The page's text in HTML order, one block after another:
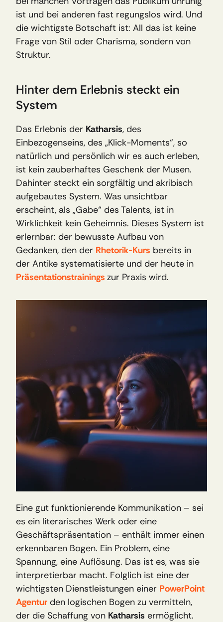
ist und bei anderen fast regungslos wird. Und
die wichtigste Botschaft ist: All das ist keine
Frage von Stil oder Charisma, sondern von
Struktur.
Hinter dem Erlebnis steckt ein
System
Das Erlebnis der Katharsis, des
Einbezogenseins, des „Klick-Moments“, so
natürlich und persönlich wir es auch erleben,
ist kein zauberhaftes Geschenk der Musen.
Dahinter steckt ein sorgfältig und akribisch
aufgebautes System. Was unsichtbar
erscheint, als „Gabe“ des Talents, ist in
Wirklichkeit kein Geheimnis. Dieses System ist
erlernbar: der bewusste Aufbau von
Gedanken, den der Rhetorik-Kurs bereits in
Präsentationstrainings zur Praxis wird.
Eine gut funktionierende Kommunikation – sei
es ein literarisches Werk oder eine
Geschäftspräsentation – enthält immer einen
erkennbaren Bogen. Ein Problem, eine
Spannung, eine Auflösung. Das ist es, was sie
interpretierbar macht. Folglich ist eine der
wichtigsten Dienstleistungen einer PowerPoint
Agentur den logischen Bogen zu vermitteln,
der die Schaffung von Katharsis ermöglicht.